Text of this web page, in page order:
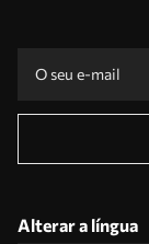
Alterar a língua